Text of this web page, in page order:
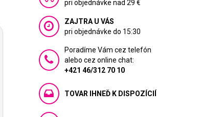
pri objednávke nad 29 €
ZAJTRA U VÁS
pri objednávke do 15:30
Poradíme Vám cez telefón
alebo cez online chat:
+421 46/312 70 10
TOVAR IHNEĎ K DISPOZÍCIÍ